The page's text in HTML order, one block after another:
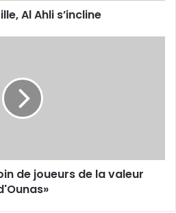
Al Ahli s’incline
de joueurs de la valeur